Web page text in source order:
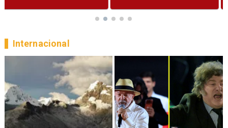
Internacional